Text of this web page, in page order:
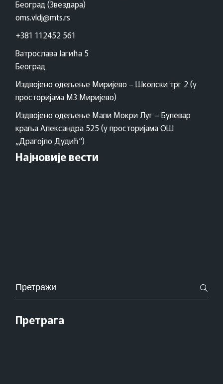
Београд (Звездара)
oms.vldj@mts.rs
+381 112452 561
Ватрослава Јагића 5
Београд
Издвојено одељење Миријево – Школски трг 2 (у
просторијама МЗ Миријево)
Издвојено одељење Мали Мокри Луг – Булевар
краља Александра 525 (у просторијама ОШ
„Драгојло Дудић“)
Најновије вести
Pretraži
za:
Претрага